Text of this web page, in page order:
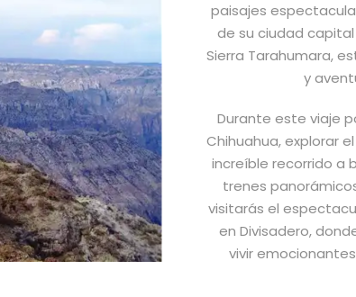
paisajes
de su ciudad
Sierra Tarahumara,
y
Durante este viaje
Chihuahua, explorar
increíble recorrido a
trenes
visitarás el
en Divisadero,
vivir